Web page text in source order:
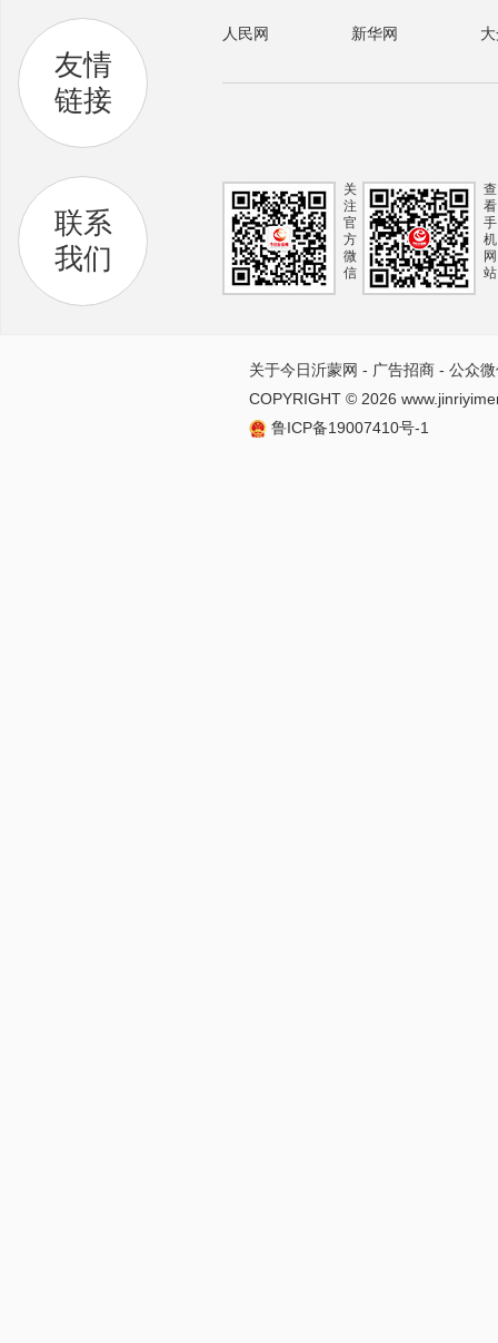
友情
链接
人民网 新华网
联系
我们
关
注
官
方
微
信
查
看
手
机
网
站
关于今日沂蒙网 - 广告招商 -公众
COPYRIGHT © 2026
鲁ICP备19007410号-1